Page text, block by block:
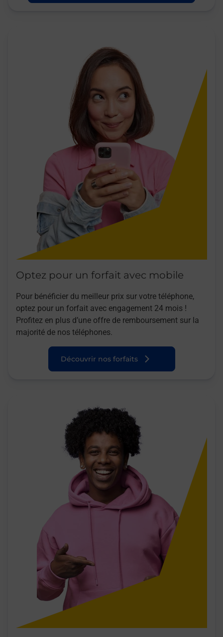
Optez pour un forfait avec mobile
Pour bénéficier du meilleur prix sur votre téléphone,
optez pour un forfait avec engagement 24 mois !
Profitez en plus d’une offre de remboursement sur la
majorité de nos téléphones.
Découvrir nos forfaits